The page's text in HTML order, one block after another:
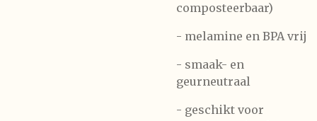
composteerbaar)
- melamine en BPA vrij
- smaak- en
geurneutraal
- geschikt voor